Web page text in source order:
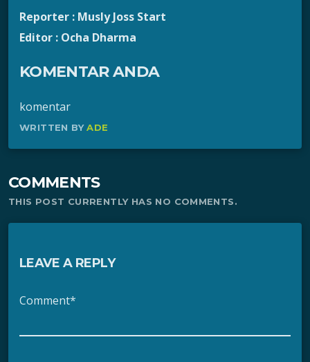
Reporter : Musly Joss Start
Editor : Ocha Dharma
KOMENTAR ANDA
komentar
WRITTEN BYADE
COMMENTS
THIS POST CURRENTLY HAS NO COMMENTS.
LEAVE A REPLY
Comment*